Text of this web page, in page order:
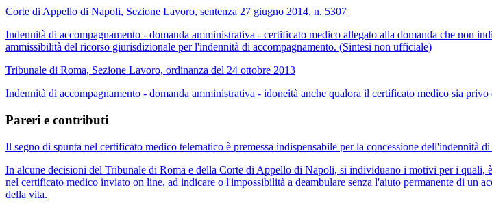
Corte di Appello di Napoli, Sezione Lavoro, sentenza 27 giugno 2014, n. 5307
Indennità di accompagnamento - domanda amministrativa - certificato medico allegato alla domanda che non
ammissibilità del ricorso giurisdizionale per l'indennità di accompagnamento. (Sintesi non ufficiale)
Tribunale di Roma, Sezione Lavoro, ordinanza del 24 ottobre 2013
Indennità di accompagnamento - domanda amministrativa - idoneità anche qualora il certificato medico sia
Pareri e contributi
Il segno di spunta nel certificato medico telematico è premessa indispensabile per la concessione dell'indennità
In alcune decisioni del Tribunale di Roma e della Corte di Appello di Napoli, si individuano i motivi per i
nel certificato medico inviato on line, ad indicare o l'impossibilità a deambulare senza l'aiuto permanente di un
della vita.